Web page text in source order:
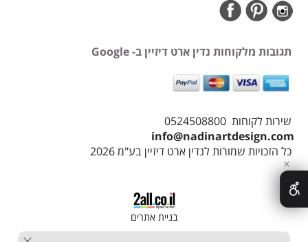
תגובות מלקוחות נדין ארט דיזיין ב- Google
שירות לקוחות 0524508800
info@nadinartdesign.com
כל הזכויות שמורות לנדין ארט דיזיין בע"מ 2026
בניית אתרים
✕